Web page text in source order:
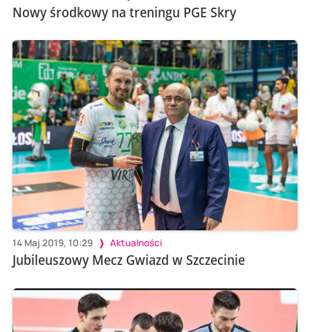
Nowy środkowy na treningu PGE Skry
14 Maj 2019, 10:29 Aktualności
Jubileuszowy Mecz Gwiazd w Szczecinie